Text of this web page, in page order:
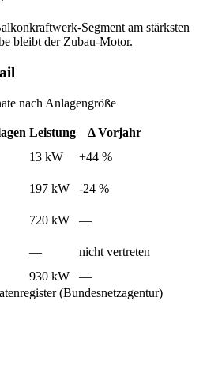
Segment am stärksten
bleibt der Zubau-Motor.
nach Anlagengröße
Leistung
Δ Vorjahr
13 kW
+44 %
197 kW
-24 %
720 kW
—
—
nicht vertreten
930 kW
—
(Bundesnetzagentur)